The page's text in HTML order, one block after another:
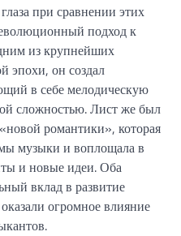
при сравнении этих
подход к
из крупнейших
эпохи, он создал
в себе мелодическую
сложностью. Лист же был
романтики», которая
музыки и воплощала в
и новые идеи. Оба
вклад в развитие
огромное влияние